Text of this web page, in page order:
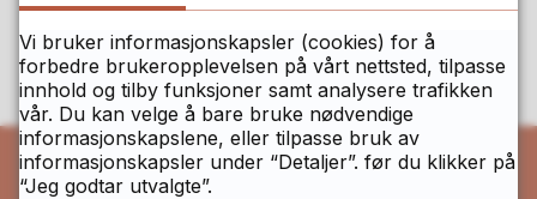
Vi bruker informasjonskapsler (cookies) for å
forbedre brukeropplevelsen på vårt nettsted, tilpasse
innhold og tilby funksjoner samt analysere trafikken
vår. Du kan velge å bare bruke nødvendige
informasjonskapslene, eller tilpasse bruk av
informasjonskapsler under “Detaljer”. før du klikker på
“Jeg godtar utvalgte”.